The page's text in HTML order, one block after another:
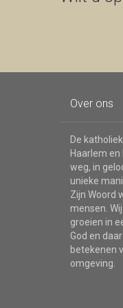
Over ons
De
Haarlem
weg, in
unieke
Zijn Woord
mensen.
groeien in
God en
betekenen
omgeving.